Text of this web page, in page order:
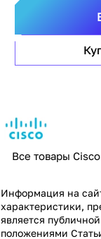
Все товары Cisco
Информация на
характеристики,
является
положениями